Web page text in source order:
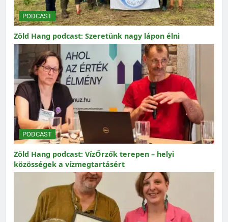
PODCAST
Zöld Hang podcast: Szeretünk nagy lápon élni
PODCAST
Zöld Hang podcast: VízŐrzők terepen – helyi
közösségek a vízmegtartásért